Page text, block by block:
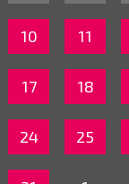
10 11
17 18
24 25